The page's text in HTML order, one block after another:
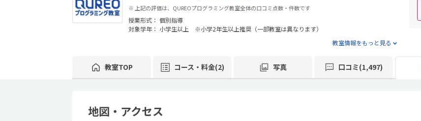
※ 上記の評価は、QUREOプログラミング教室全体の口コミ点数・件数です
授業形式： 個別指導
対象学年： 小学生以上 ※小学2年生以上推奨（一部教室は異なります）
教室情報をもっと見る
教室TOP コース・料金(2) 写真 口コミ(1,497)
地図・アクセス